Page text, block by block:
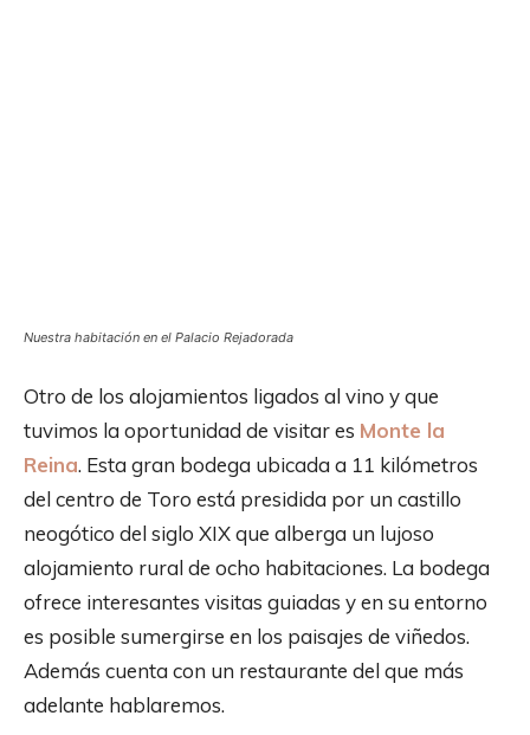
Nuestra habitación en el Palacio Rejadorada
Otro de los alojamientos ligados al vino y que
tuvimos la oportunidad de visitar es Monte la
Reina. Esta gran bodega ubicada a 11 kilómetros
del centro de Toro está presidida por un castillo
neogótico del siglo XIX que alberga un lujoso
alojamiento rural de ocho habitaciones. La bodega
ofrece interesantes visitas guiadas y en su entorno
es posible sumergirse en los paisajes de viñedos.
Además cuenta con un restaurante del que más
adelante hablaremos.